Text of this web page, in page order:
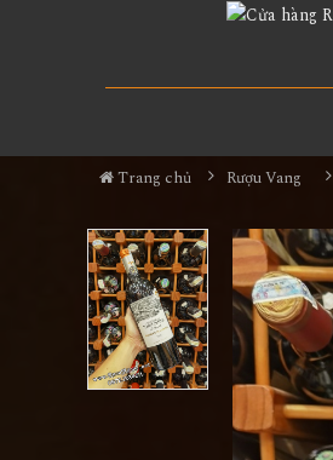
Trang chủ Rượu Vang